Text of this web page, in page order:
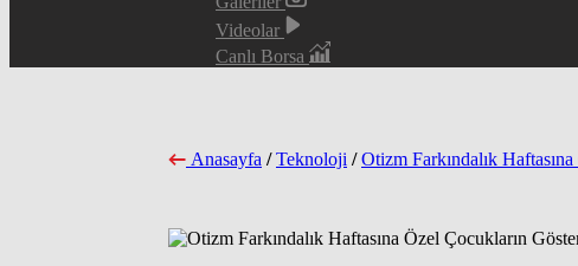
Videolar
Canlı Borsa
Anasayfa / Teknoloji / Otizm Farkındalık